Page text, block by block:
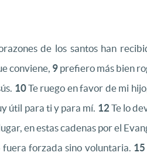
de los santos han
conviene, 9 prefiero más bien
10Te ruego en favor de mi
útil para ti y para mí. 12 Te lo
en estas cadenas por el
fuera forzada sino voluntaria. 15